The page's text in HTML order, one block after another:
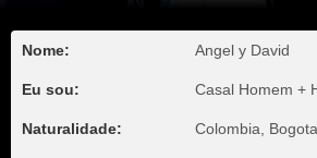
Nome: Angel y David
Eu sou: Casal Homem +
Naturalidade: Colombia, Bogota